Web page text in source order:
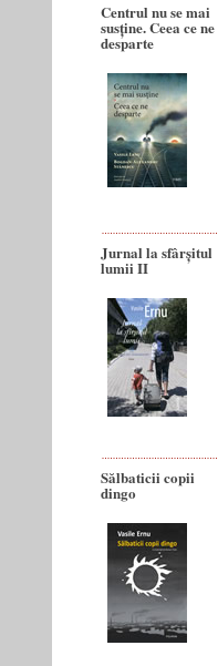
Centrul nu se mai
susține. Ceea ce ne
desparte
Jurnal la sfârșitul
lumii II
Sălbaticii copii
dingo